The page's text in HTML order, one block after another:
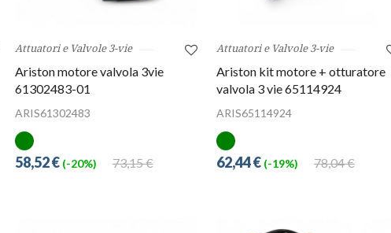
Attuatori e Valvole 3-vie
Ariston motore valvola 3vie
61302483-01
ARIS61302483
73,15 €
58,52 € (-20%)
Attuatori e Valvole 3-vie
Ariston kit motore + otturatore
valvola 3 vie 65114924
ARIS65114924
78,04 €
62,44 € (-19%)